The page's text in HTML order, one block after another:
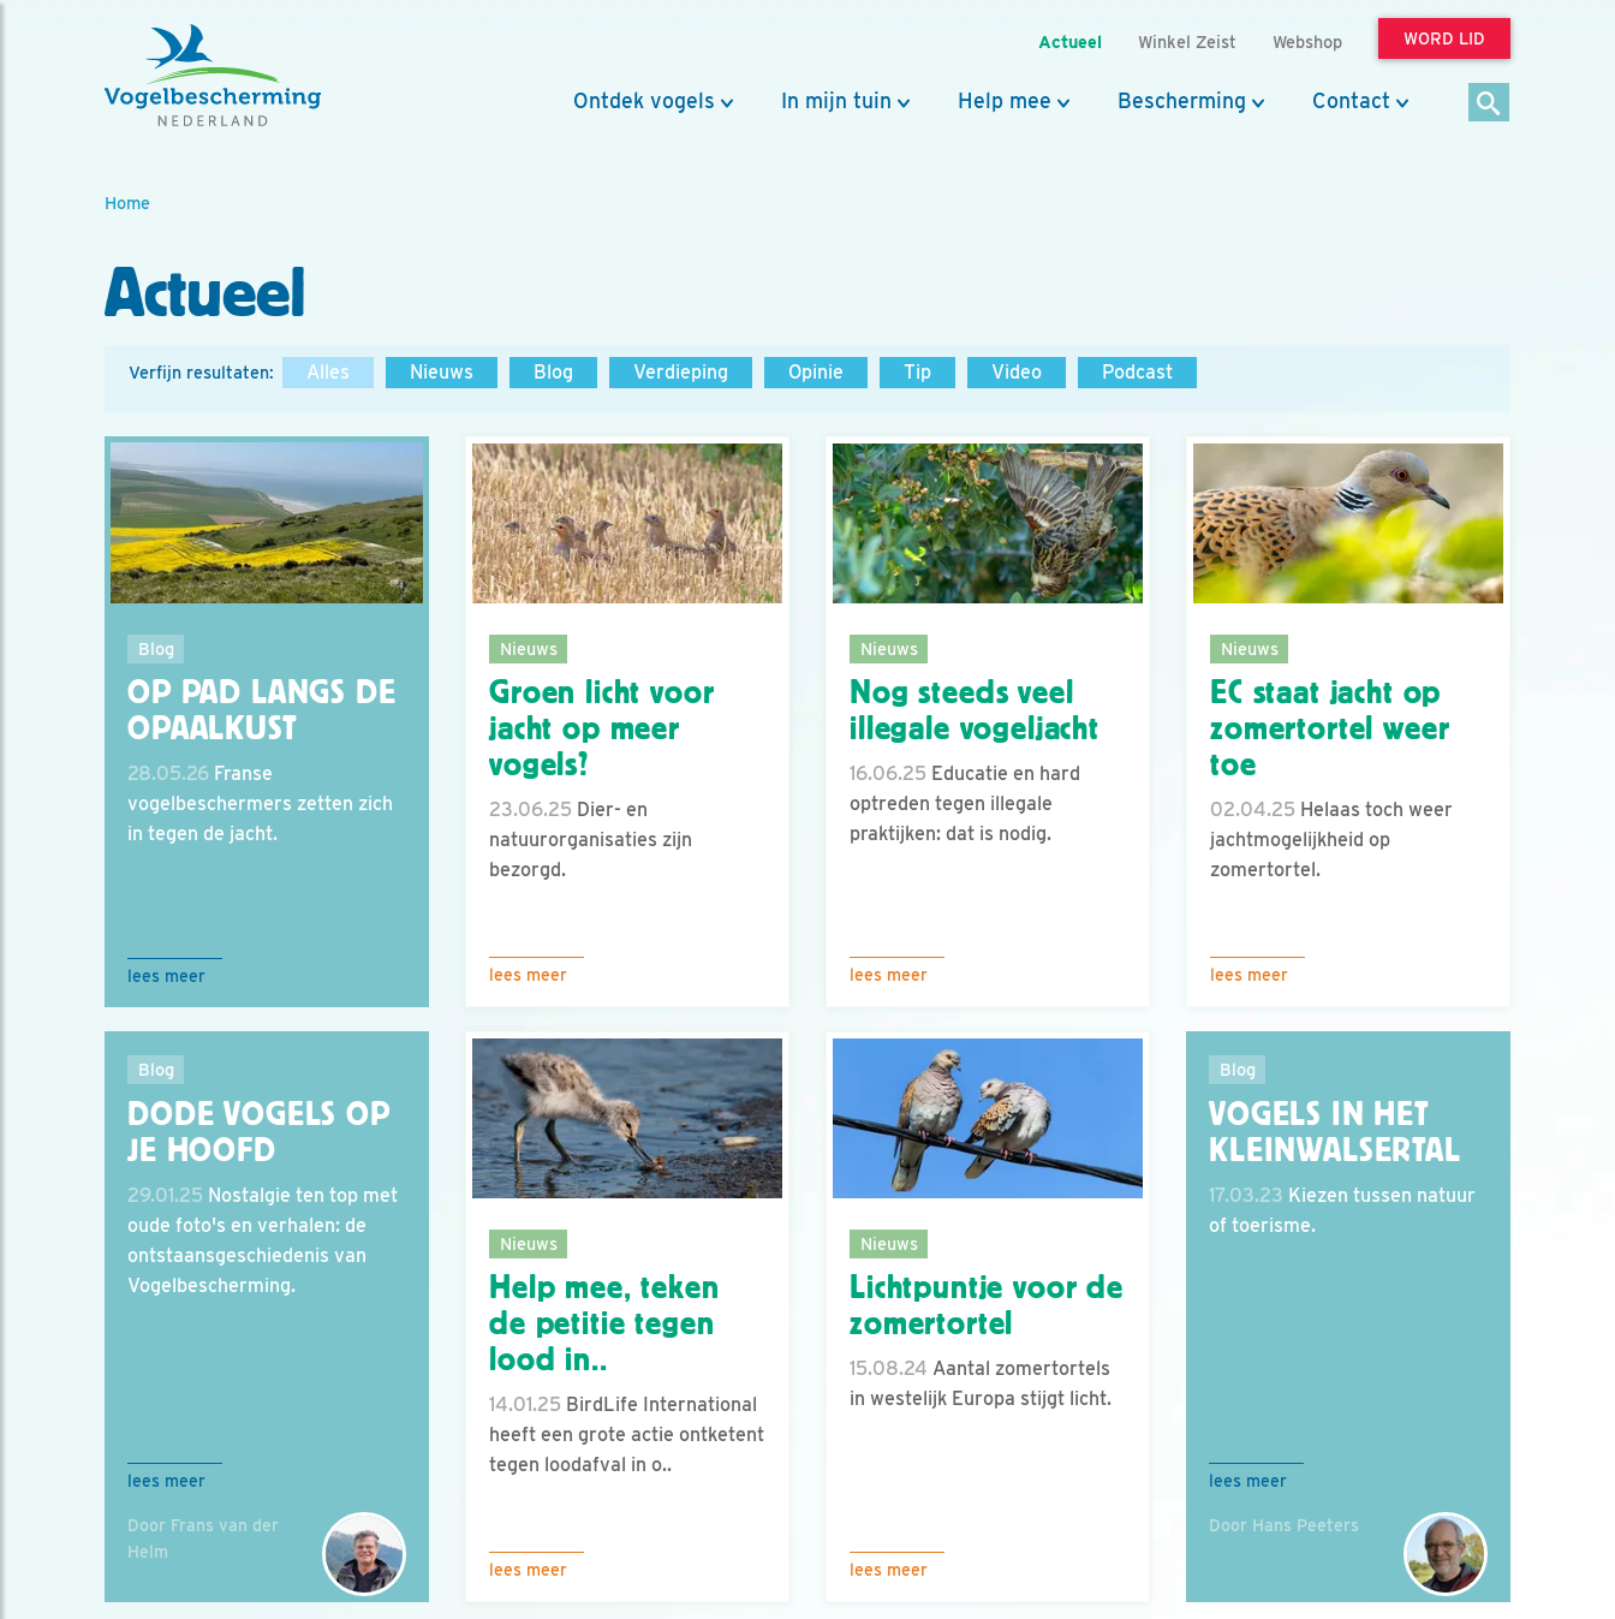
Actueel Winkel Zeist Webshop WORD LID
Ontdek vogels In mijn tuin Help mee Bescherming Contact
Home
Actueel
Verfijn resultaten: Alles Nieuws Blog Verdieping Opinie Tip Video Podcast
Blog
OP PAD LANGS DE
OPAALKUST
28.05.26 Franse
vogelbeschermers zetten zich
in tegen de jacht.
lees meer
Nieuws
Groen licht voor
jacht op meer
vogels?
23.06.25 Dier- en
natuurorganisaties zijn
bezorgd.
lees meer
Nieuws
Nog steeds veel
illegale vogeljacht
16.06.25 Educatie en hard
optreden tegen illegale
praktijken: dat is nodig.
lees meer
Nieuws
EC staat jacht op
zomertortel weer
toe
02.04.25 Helaas toch weer
jachtmogelijkheid op
zomertortel.
lees meer
Blog
DODE VOGELS OP
JE HOOFD
29.01.25 Nostalgie ten top met
oude foto's en verhalen: de
ontstaansgeschiedenis van
Vogelbescherming.
lees meer
Door Frans van der
Helm
Nieuws
Help mee, teken
de petitie tegen
lood in..
14.01.25 BirdLife International
heeft een grote actie ontketent
tegen loodafval in o..
lees meer
Nieuws
Lichtpuntje voor de
zomertortel
15.08.24 Aantal zomertortels
in westelijk Europa stijgt licht.
lees meer
Blog
VOGELS IN HET
KLEINWALSERTAL
17.03.23 Kiezen tussen natuur
of toerisme.
lees meer
Door Hans Peeters